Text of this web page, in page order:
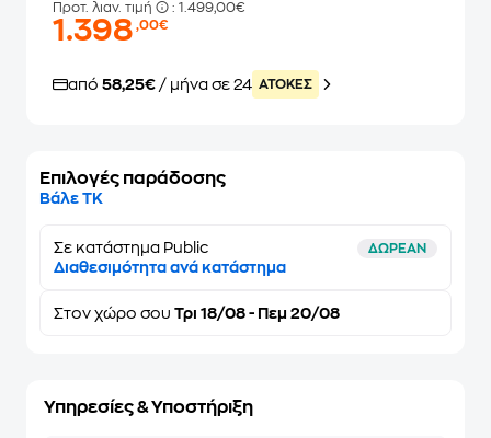
Προτ. λιαν. τιμή : 1.499,00€
1.398,00€
από 58,25€ / μήνα σε 24 ATOKEΣ
Επιλογές παράδοσης
Βάλε ΤΚ
Σε κατάστημα Public ΔΩΡΕΑΝ
Διαθεσιμότητα ανά κατάστημα
Στον χώρο σου Τρι 18/08 - Πεμ 20/08
Υπηρεσίες & Υποστήριξη